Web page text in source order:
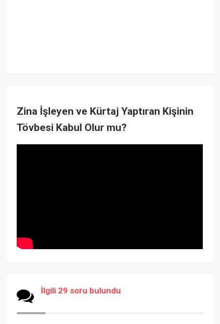
Zina İşleyen ve Kürtaj Yaptıran Kişinin
Tövbesi Kabul Olur mu?
İlgili 29 soru bulundu